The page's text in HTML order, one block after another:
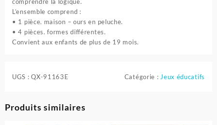
comprendre la logique.
L’ensemble comprend :
• 1 pièce. maison – ours en peluche.
• 4 pièces. formes différentes.
Convient aux enfants de plus de 19 mois.
UGS :QX-91163E Catégorie :Jeux éducatifs
Produits similaires